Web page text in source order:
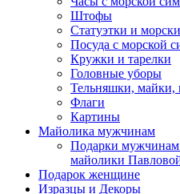
Штофы
Статуэтки и
Посуда с морской
Кружки и тарелки
Головные уборы
Тельняшки,
Флаги
Картины
Майолика мужчинам
Подарки мужчинам
майолики
Подарок женщине
Изразцы и Декоры